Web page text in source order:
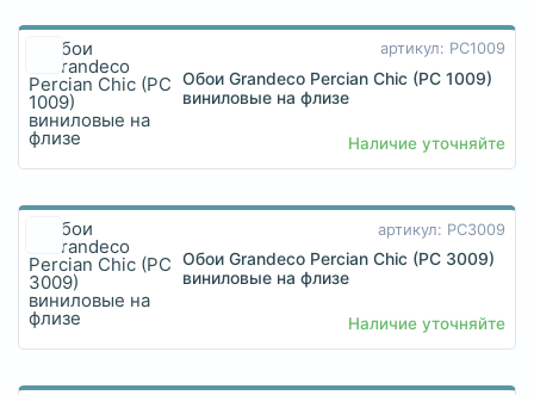
артикул: PC1009
Обои Grandeco Percian Chic (PC 1009)
виниловые на флизе
Наличие уточняйте
артикул: PC3009
Обои Grandeco Percian Chic (PC 3009)
виниловые на флизе
Наличие уточняйте